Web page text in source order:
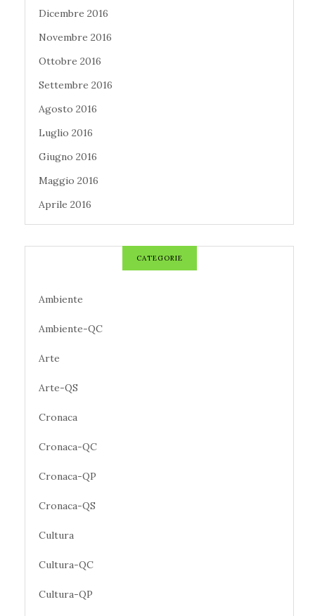
Dicembre 2016
Novembre 2016
Ottobre 2016
Settembre 2016
Agosto 2016
Luglio 2016
Giugno 2016
Maggio 2016
Aprile 2016
CATEGORIE
Ambiente
Ambiente-QC
Arte
Arte-QS
Cronaca
Cronaca-QC
Cronaca-QP
Cronaca-QS
Cultura
Cultura-QC
Cultura-QP